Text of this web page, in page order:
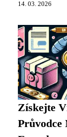
14. 03. 2026
Získejte
Průvodce